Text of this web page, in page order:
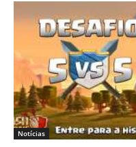
Notícias